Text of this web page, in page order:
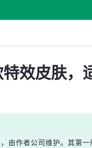
效皮肤，
由作者公司维护。其第